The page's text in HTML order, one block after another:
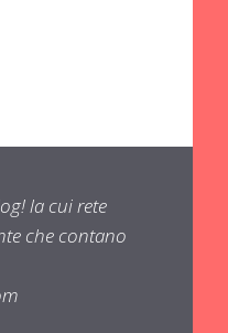
la cui rete
che contano